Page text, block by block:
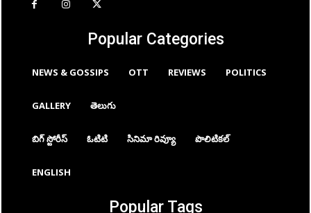
Popular Categories
NEWS & GOSSIPS OTT REVIEWS POLITICS
GALLERY తెలుగు
బిగ్ స్టోరీస్ ఓటిటి సినిమా రివ్యూ పొలిటికల్
ENGLISH
Popular Tags